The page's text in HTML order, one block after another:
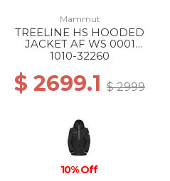
Mammut
TREELINE HS HOODED
JACKET AF WS 0001
BLACK
1010-32260
$ 2699.1 $ 2999
10% Off